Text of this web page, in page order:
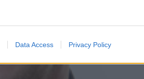
Data Access Privacy Policy